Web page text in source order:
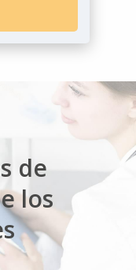
de
los